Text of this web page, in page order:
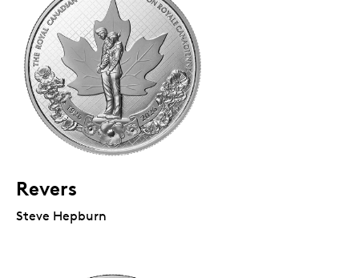
Revers
Steve Hepburn